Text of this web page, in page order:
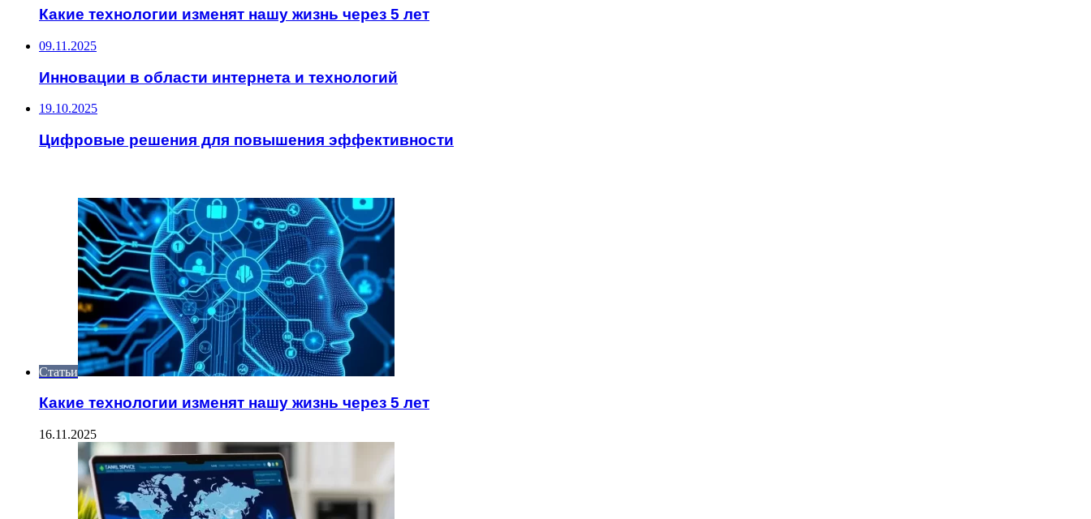
Какие технологии изменят нашу жизнь через 5 лет
09.11.2025
Инновации в области интернета и технологий
19.10.2025
Цифровые решения для повышения эффективности
Статьи
Какие технологии изменят нашу жизнь через 5 лет
16.11.2025